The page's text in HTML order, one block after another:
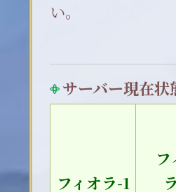
い。
サーバー現在状
フィオラ-1
フ